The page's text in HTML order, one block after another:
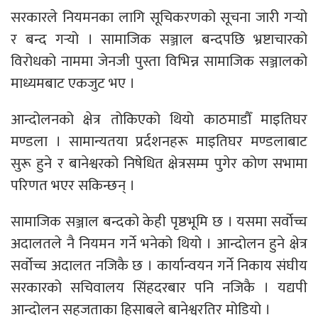
सरकारले नियमनका लागि सूचिकरणको सूचना जारी गर्‍यो
र बन्द गर्‍यो । सामाजिक सञ्जाल बन्दपछि भ्रष्टाचारको
विरोधको नाममा जेनजी पुस्ता विभिन्न सामाजिक सञ्जालको
माध्यमबाट एकजुट भए ।
आन्दोलनको क्षेत्र तोकिएको थियो काठमाडौँ माइतिघर
मण्डला । सामान्यतया प्रर्दशनहरू माइतिघर मण्डलाबाट
सुरू हुने र बानेश्वरको निषेधित क्षेत्रसम्म पुगेर कोण सभामा
परिणत भएर सकिन्छन् ।
सामाजिक सञ्जाल बन्दको केही पृष्ठभूमि छ । यसमा सर्वोच्च
अदालतले नै नियमन गर्ने भनेको थियो । आन्दोलन हुने क्षेत्र
सर्वोच्च अदालत नजिकै छ । कार्यान्वयन गर्ने निकाय संघीय
सरकारको सचिवालय सिंहदरबार पनि नजिकै । यद्यपी
आन्दोलन सहजताका हिसाबले बानेश्वरतिर मोडियो ।